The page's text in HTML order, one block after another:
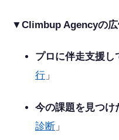
▼Climbup Agencyの広
プロに伴走支援し
行 」
今の課題を見つけ
診断 」